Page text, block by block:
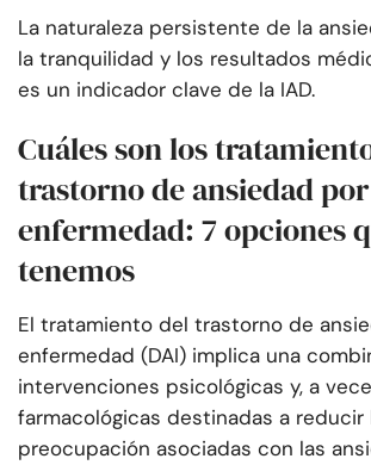
La naturaleza persistente de la
la tranquilidad y los resultados
es un indicador clave de la IAD.
Cuáles son los
trastorno de ansiedad por
enfermedad: 7 opciones
tenemos
El tratamiento del trastorno de
enfermedad (DAI) implica una
intervenciones psicológicas y, a
farmacológicas destinadas a reducir
preocupación asociadas con las